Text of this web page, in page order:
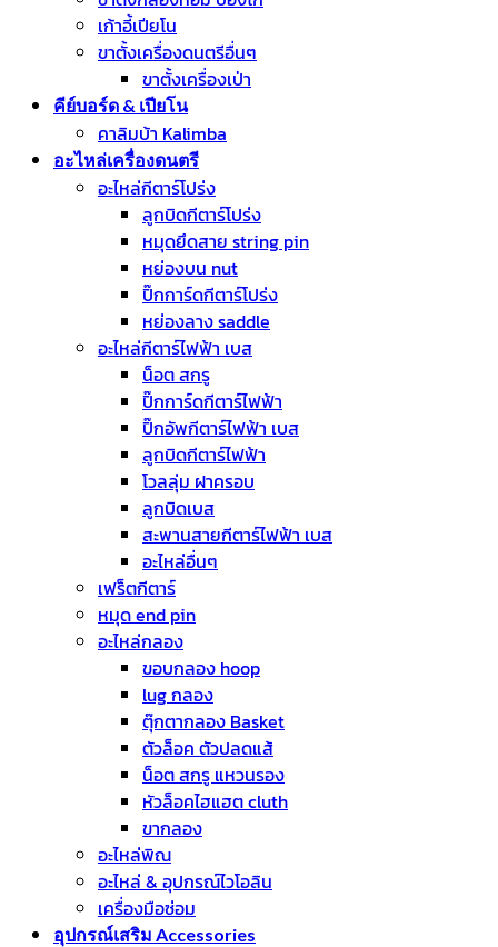
เก้าอี้เปียโน
ขาตั้งเครื่องดนตรีอื่นๆ
ขาตั้งเครื่องเป่า
คีย์บอร์ด & เปียโน
คาลิมบ้า Kalimba
อะไหล่เครื่องดนตรี
อะไหล่กีตาร์โปร่ง
ลูกบิดกีตาร์โปร่ง
หมุดยึดสาย string pin
หย่องบน nut
ปิ๊กการ์ดกีตาร์โปร่ง
หย่องลาง saddle
อะไหล่กีตาร์ไฟฟ้า เบส
น็อต สกรู
ปิ๊กการ์ดกีตาร์ไฟฟ้า
ปิ๊กอัพกีตาร์ไฟฟ้า เบส
ลูกบิดกีตาร์ไฟฟ้า
โวลลุ่ม ฝาครอบ
ลูกบิดเบส
สะพานสายกีตาร์ไฟฟ้า เบส
อะไหล่อื่นๆ
เฟร็ตกีตาร์
หมุด end pin
อะไหล่กลอง
ขอบกลอง hoop
lug กลอง
ตุ๊กตากลอง Basket
ตัวล็อค ตัวปลดแส้
น็อต สกรู แหวนรอง
หัวล็อคไฮแฮต cluth
ขากลอง
อะไหล่พิณ
อะไหล่ & อุปกรณ์ไวโอลิน
เครื่องมือซ่อม
อุปกรณ์เสริม Accessories